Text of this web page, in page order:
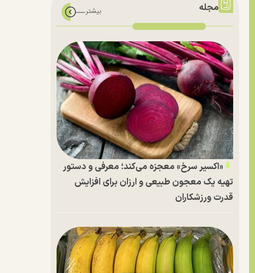
مجله
«اکسیر سرخ» معجزه می‌کند؛ معرفی و دستور
تهیه یک معجون طبیعی و ارزان برای افزایش
قدرت ورزشکاران